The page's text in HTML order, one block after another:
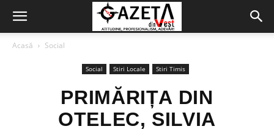
Acasă Social
Social Stiri Locale Stiri Timis
PRIMĂRIȚA DIN
OTELEC, SILVIA